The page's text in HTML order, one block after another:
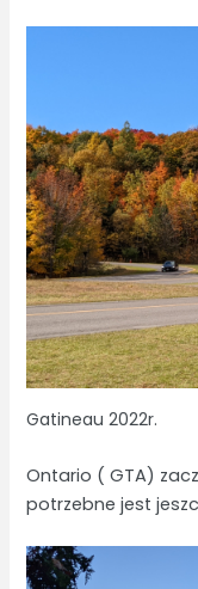
Gatineau 2022r.
Ontario ( GTA)
potrzebne jest